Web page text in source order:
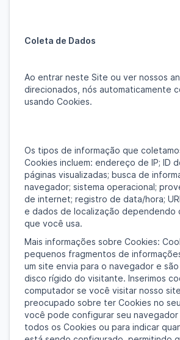
Coleta de Dados
Ao entrar neste Site ou ver nossos
direcionados, nós automaticamente
usando Cookies.
Os tipos de informação que
Cookies incluem: endereço de IP; ID
páginas visualizadas; busca de
navegador; sistema operacional;
de internet; registro de data/hora;
e dados de localização dependendo
que você usa.
Mais informações sobre Cookies:
pequenos fragmentos de
um site envia para o navegador e
disco rígido do visitante. Inserimos
computador se você visitar nosso
preocupado sobre ter Cookies no
você pode configurar seu navegador
todos os Cookies ou para indicar